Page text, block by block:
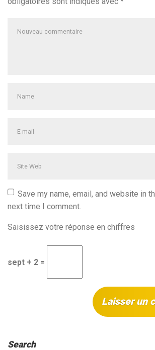
commentaire*
Web
Save my name, email, and website in
next time I comment.
Saisissez votre réponse en chiffres
sept + 2 =
Search